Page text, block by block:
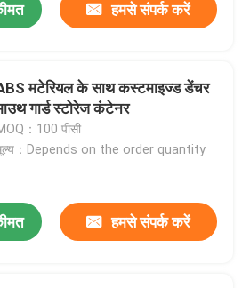
हमसे संपर्क करें
मटेरियल के साथ कस्टमाइज्ड डेंचर
गार्ड स्टोरेज कंटेनर
：100 पीसी
：Depends on the order quantity
हमसे संपर्क करें